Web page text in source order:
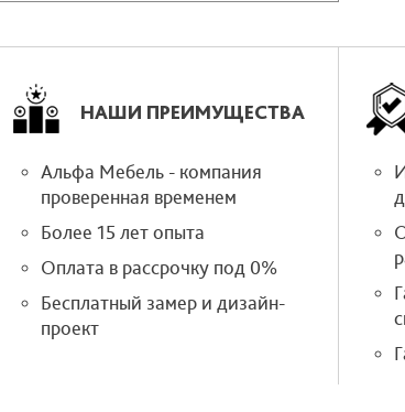
НАШИ ПРЕИМУЩЕСТВА
Альфа Мебель - компания
проверенная временем
Более 15 лет опыта
Оплата в рассрочку под 0%
Бесплатный замер и дизайн-
проект